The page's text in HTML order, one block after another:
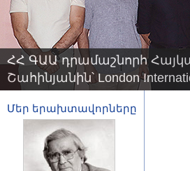
ՀՀ ԳԱԱ դրամաշնորհ
Շահինյանին՝ London
Մեր երախտավորները